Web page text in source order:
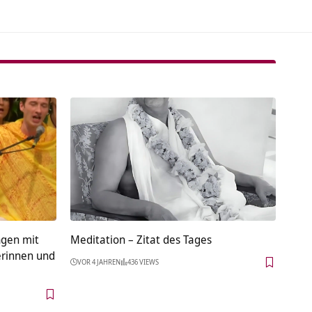
mit
und
Meditation – Zitat des Tages
VOR 4 JAHREN 436 VIEWS